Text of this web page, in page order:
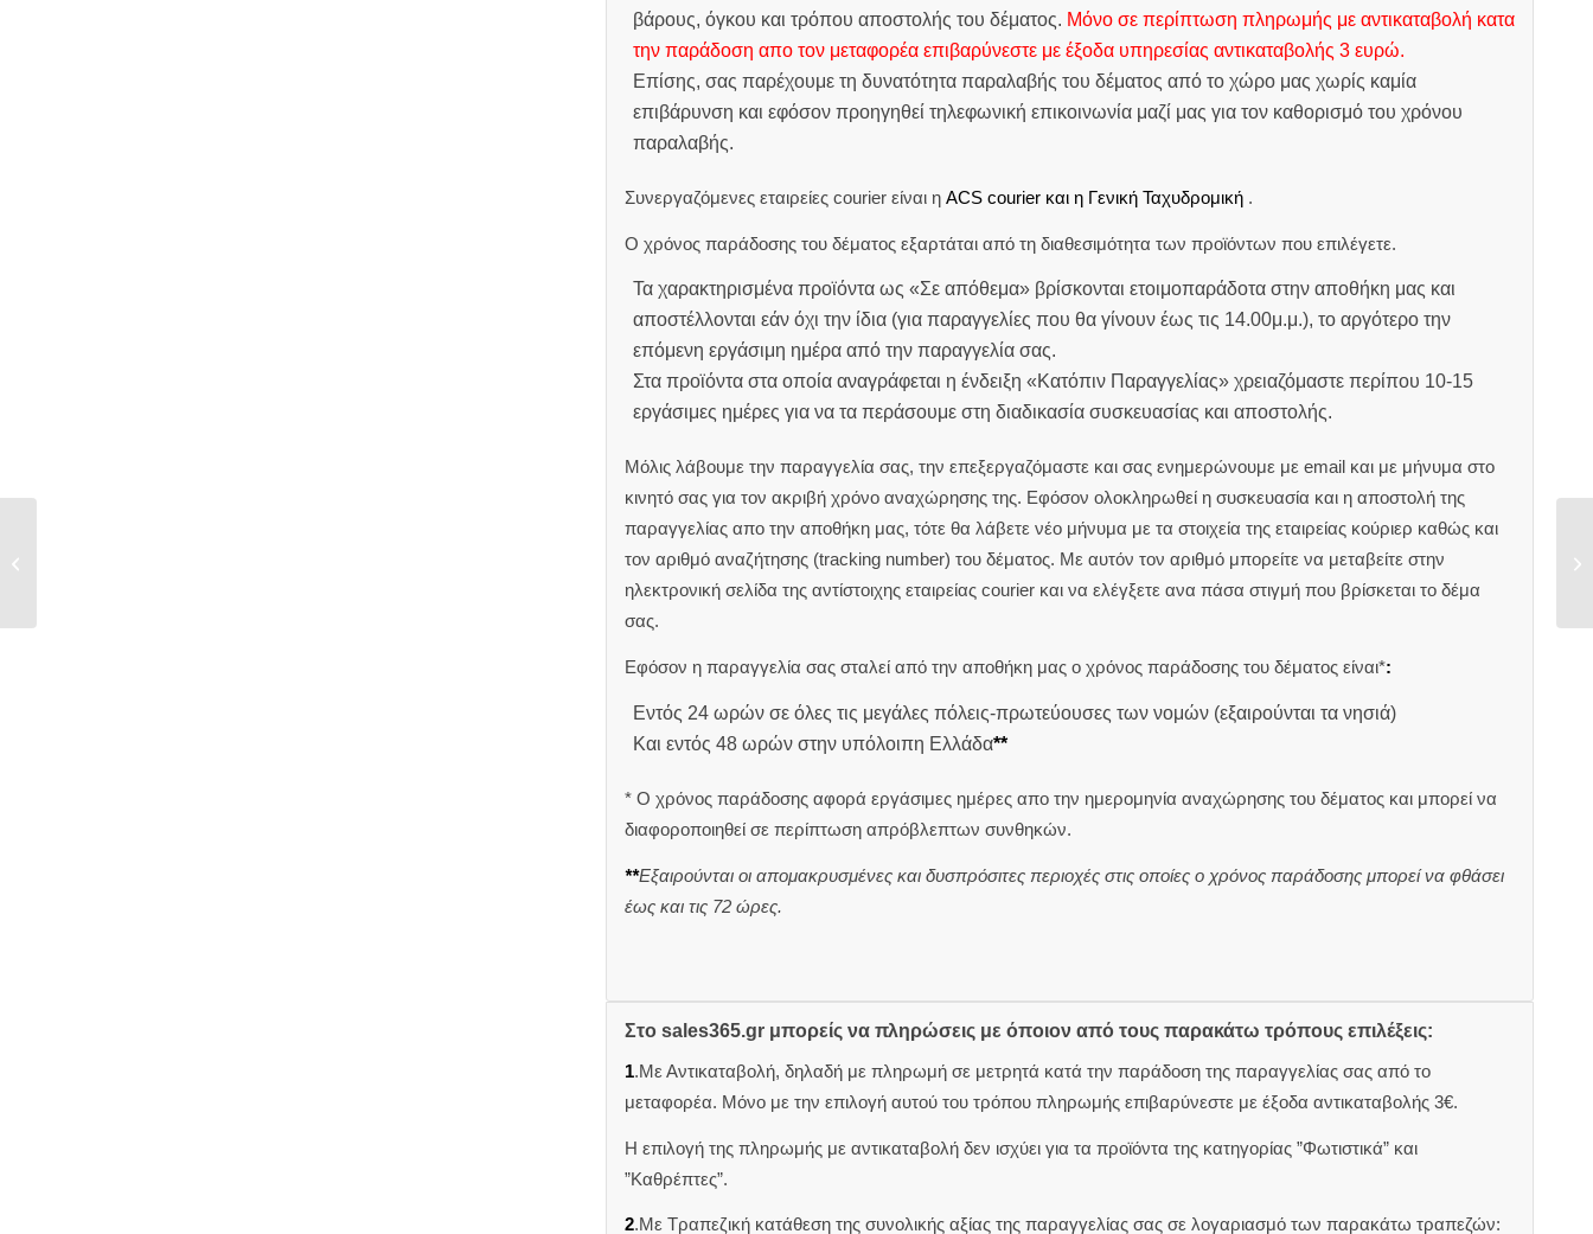
βάρους, όγκου και τρόπου αποστολής του δέματος. Μόνο σε περίπτωση πληρωμής με αντικαταβολή κατα
την παράδοση απο τον μεταφορέα επιβαρύνεστε με έξοδα υπηρεσίας αντικαταβολής 3 ευρώ.
Επίσης, σας παρέχουμε τη δυνατότητα παραλαβής του δέματος από το χώρο μας χωρίς καμία
επιβάρυνση και εφόσον προηγηθεί τηλεφωνική επικοινωνία μαζί μας για τον καθορισμό του χρόνου
παραλαβής.
Συνεργαζόμενες εταιρείες courier είναι η ACS courier και η Γενική Ταχυδρομική.
Ο χρόνος παράδοσης του δέματος εξαρτάται από τη διαθεσιμότητα των προϊόντων που επιλέγετε.
Τα χαρακτηρισμένα προϊόντα ως «Σε απόθεμα» βρίσκονται ετοιμοπαράδοτα στην αποθήκη μας και
αποστέλλονται εάν όχι την ίδια (για παραγγελίες που θα γίνουν έως τις 14.00μ.μ.), το αργότερο την
επόμενη εργάσιμη ημέρα από την παραγγελία σας.
Στα προϊόντα στα οποία αναγράφεται η ένδειξη «Κατόπιν Παραγγελίας» χρειαζόμαστε περίπου 10-15
εργάσιμες ημέρες για να τα περάσουμε στη διαδικασία συσκευασίας και αποστολής.
Μόλις λάβουμε την παραγγελία σας, την επεξεργαζόμαστε και σας ενημερώνουμε με email και με μήνυμα στο
κινητό σας για τον ακριβή χρόνο αναχώρησης της. Εφόσον ολοκληρωθεί η συσκευασία και η αποστολή της
παραγγελίας απο την αποθήκη μας, τότε θα λάβετε νέο μήνυμα με τα στοιχεία της εταιρείας κούριερ καθώς και
τον αριθμό αναζήτησης (tracking number) του δέματος. Με αυτόν τον αριθμό μπορείτε να μεταβείτε στην
ηλεκτρονική σελίδα της αντίστοιχης εταιρείας courier και να ελέγξετε ανα πάσα στιγμή που βρίσκεται το δέμα
σας.
Εφόσον η παραγγελία σας σταλεί από την αποθήκη μας ο χρόνος παράδοσης του δέματος είναι*:
Εντός 24 ωρών σε όλες τις μεγάλες πόλεις-πρωτεύουσες των νομών (εξαιρούνται τα νησιά)
Και εντός 48 ωρών στην υπόλοιπη Ελλάδα**
* Ο χρόνος παράδοσης αφορά εργάσιμες ημέρες απο την ημερομηνία αναχώρησης του δέματος και μπορεί να
διαφοροποιηθεί σε περίπτωση απρόβλεπτων συνθηκών.
**Εξαιρούνται οι απομακρυσμένες και δυσπρόσιτες περιοχές στις οποίες ο χρόνος παράδοσης μπορεί να φθάσει
έως και τις 72 ώρες.
Στο sales365.gr μπορείς να πληρώσεις με όποιον από τους παρακάτω τρόπους επιλέξεις:
1.Με Αντικαταβολή, δηλαδή με πληρωμή σε μετρητά κατά την παράδοση της παραγγελίας σας από το
μεταφορέα. Μόνο με την επιλογή αυτού του τρόπου πληρωμής επιβαρύνεστε με έξοδα αντικαταβολής 3€.
Η επιλογή της πληρωμής με αντικαταβολή δεν ισχύει για τα προϊόντα της κατηγορίας ”Φωτιστικά” και
”Καθρέπτες”.
2.Με Τραπεζική κατάθεση της συνολικής αξίας της παραγγελίας σας σε λογαριασμό των παρακάτω τραπεζών: